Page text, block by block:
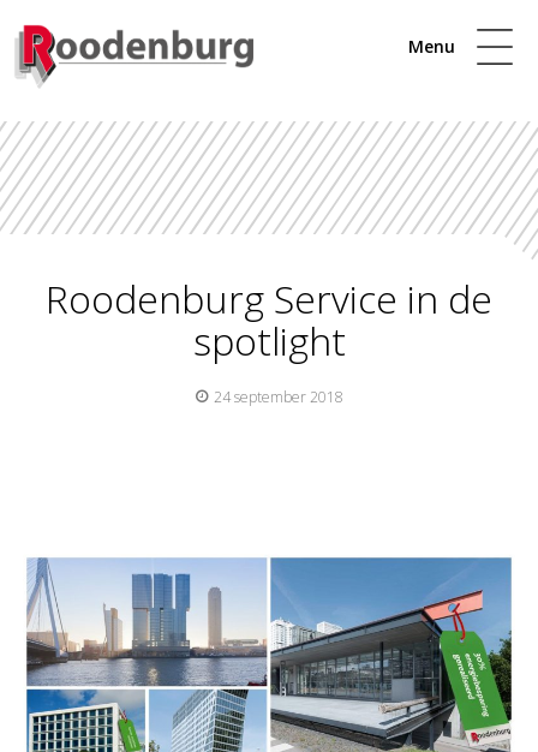
Menu
Roodenburg Service in de
spotlight
24 september 2018